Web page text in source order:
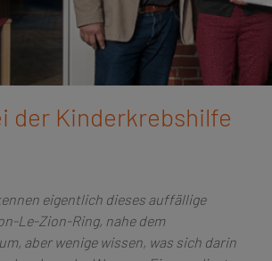
der Kinderkrebshilfe
eigentlich dieses auffällige
Le-Zion-Ring, nahe dem
aber wenige wissen, was sich darin